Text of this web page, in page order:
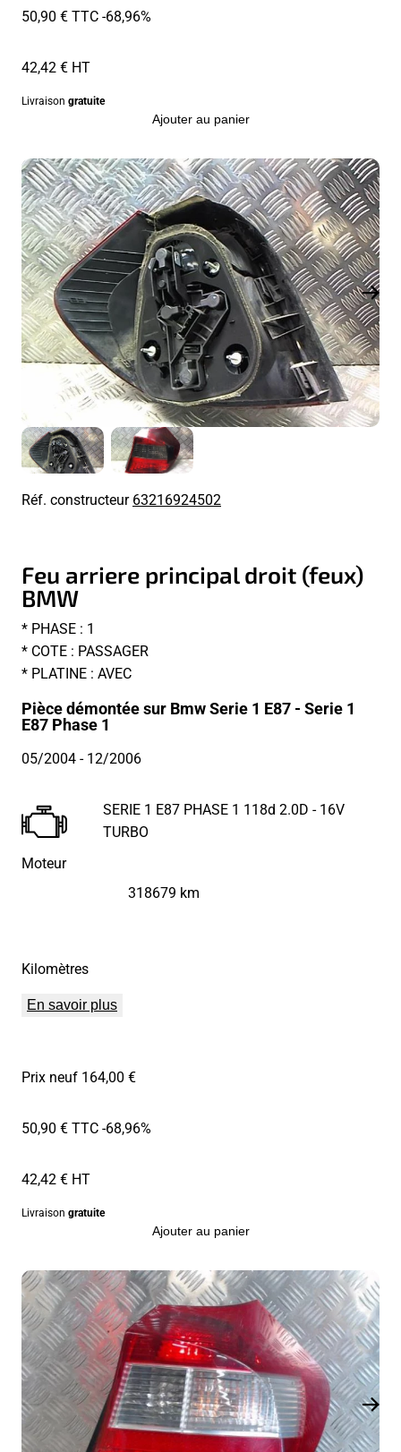
50,90 € TTC-68,96%
42,42 € HT
Livraison gratuite
Ajouter au panier
Réf. constructeur63216924502
Feu arriere principal droit (feux)
BMW
* PHASE : 1
* COTE : PASSAGER
* PLATINE : AVEC
Pièce démontée sur Bmw Serie 1 E87 - Serie 1
E87 Phase 1
05/2004- 12/2006
Moteur
SERIE 1 E87 PHASE 1 118d 2.0D - 16V
TURBO
Kilomètres
318679 km
En savoir plus
Prix neuf 164,00 €
50,90 € TTC-68,96%
42,42 € HT
Livraison gratuite
Ajouter au panier